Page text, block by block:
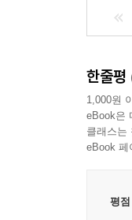
한줄평
1,000원
eBook은
클래스는
eBook 페
평점